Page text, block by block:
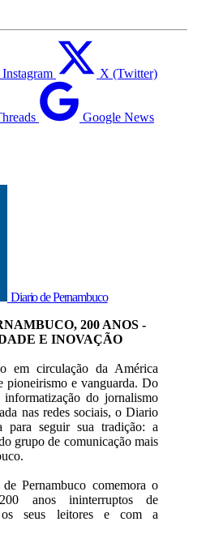
Instagram X (Twitter)
Google News
Diario de Pernambuco
200 ANOS -
E INOVAÇÃO
em circulação da América
pioneirismo e vanguarda. Do
do jornalismo
nas redes sociais, o Diario
para seguir sua tradição: a
grupo de comunicação mais
Pernambuco comemora o
anos ininterruptos de
os seus leitores e com a